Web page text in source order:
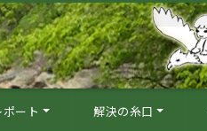
ート 解決の糸口